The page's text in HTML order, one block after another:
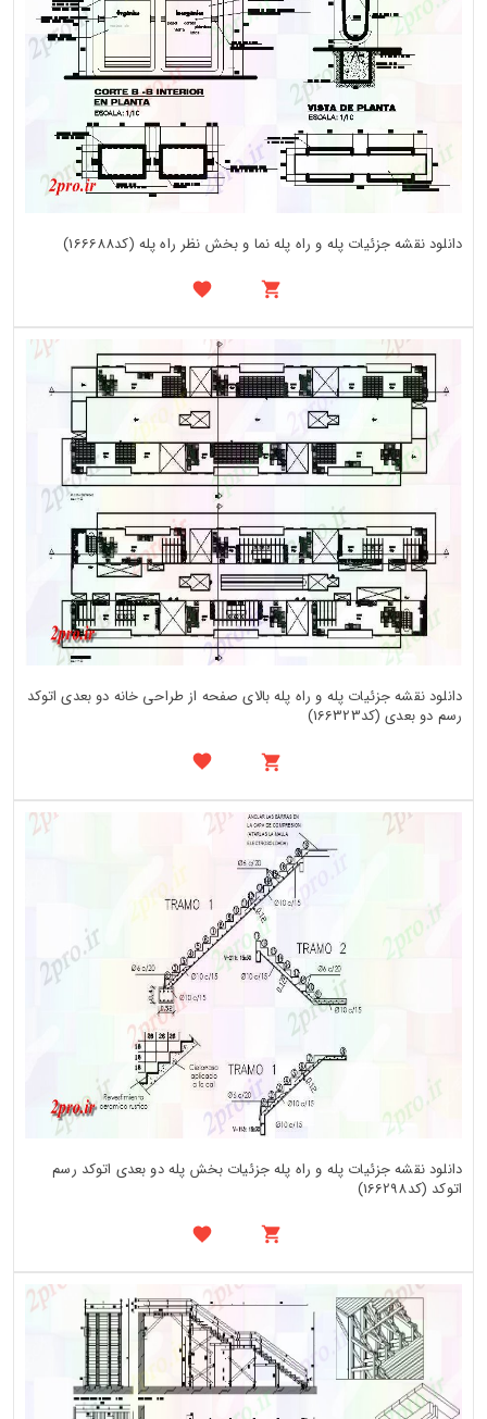
دانلود نقشه جزئیات پله و راه پله نما و بخش نظر راه پله (کد166688)
دانلود نقشه جزئیات پله و راه پله بالای صفحه از طراحی خانه دو بعدی اتوکد
رسم دو بعدی (کد166323)
دانلود نقشه جزئیات پله و راه پله جزئیات بخش پله دو بعدی اتوکد رسم
اتوکد (کد166298)